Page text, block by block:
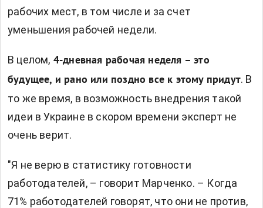
рабочих мест, в том числе и за счет
уменьшения рабочей недели.
В целом, 4-дневная рабочая неделя – это
будущее, и рано или поздно все к этому придут. В
то же время, в возможность внедрения такой
идеи в Украине в скором времени эксперт не
очень верит.
"Я не верю в статистику готовности
работодателей, – говорит Марченко. – Когда
71% работодателей говорят, что они не против,